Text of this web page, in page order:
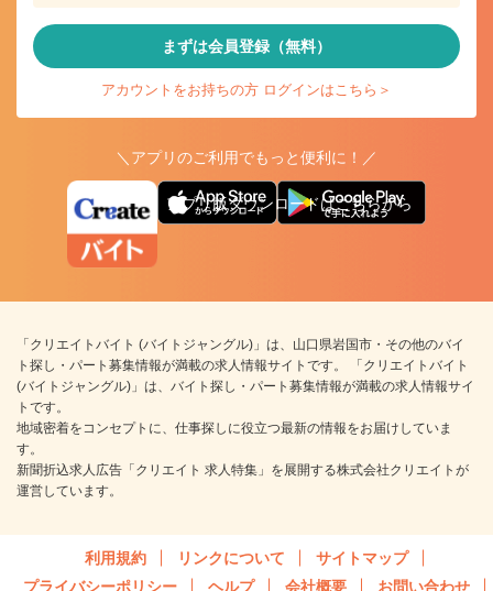
まずは会員登録（無料）
アカウントをお持ちの方 ログインはこちら＞
＼アプリのご利用でもっと便利に！／
アプリ版ダウンロードはこちらから
「クリエイトバイト (バイトジャングル)」は、山口県岩国市・その他のバイ
ト探し・パート募集情報が満載の求人情報サイトです。 「クリエイトバイト
(バイトジャングル)」は、バイト探し・パート募集情報が満載の求人情報サイ
トです。
地域密着をコンセプトに、仕事探しに役立つ最新の情報をお届けしていま
す。
新聞折込求人広告「クリエイト 求人特集」を展開する株式会社クリエイトが
運営しています。
利用規約 リンクについて
サイトマップ
プライバシーポリシー
ヘルプ 会社概要 お問い合わせ